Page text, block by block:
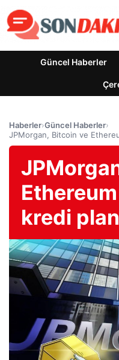
Güncel Haberler
Haberler›Güncel Haberler›
JPMorgan, Bitcoin ve
kredi